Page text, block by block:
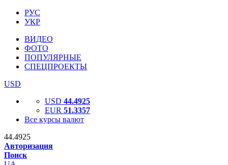
РУС
УКР
ВИДЕО
ФОТО
ПОПУЛЯРНЫЕ
СПЕЦПРОЕКТЫ
USD
USD 44.4925
EUR 51.3357
Все курсы валют
44.4925
Авторизация
Поиск